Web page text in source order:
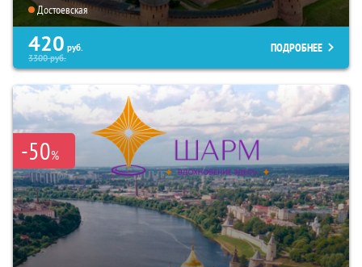
Достоевская
420 руб.
3300руб.
ПОДРОБНЕЕ
-50%